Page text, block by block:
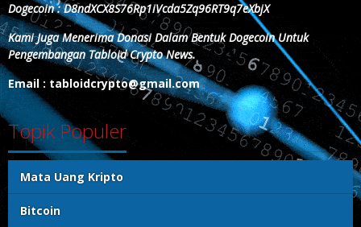
Dogecoin : D8ndXCX8S76Rp1iVcda5Zq96RT9q7eXbjX
Kami Juga Menerima Donasi Dalam Bentuk Dogecoin Untuk
Pengembangan Tabloid Crypto News.
Email : tabloidcrypto@gmail.com
Topik Populer
Mata Uang Kripto
Bitcoin